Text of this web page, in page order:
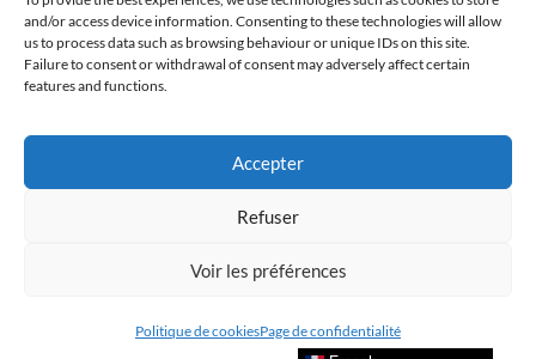
and/or access device information. Consenting to these technologies will allow
us to process data such as browsing behaviour or unique IDs on this site.
Failure to consent or withdrawal of consent may adversely affect certain
features and functions.
Accepter
Refuser
Voir les préférences
Politique de cookiesPage de confidentialité
LUXURY SELECTIONS BY CLUB AMILCAR